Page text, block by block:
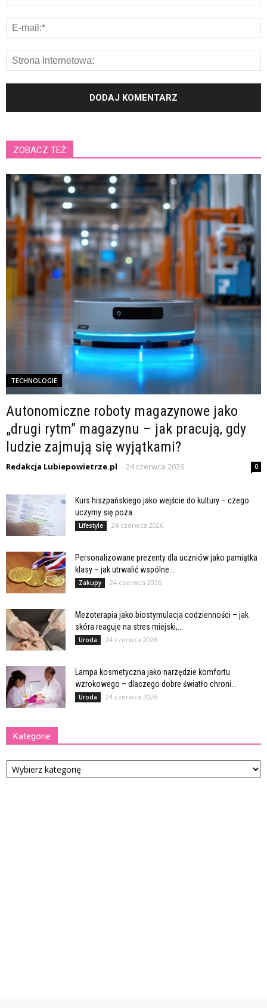
ZOBACZ TEŻ
TECHNOLOGIE
Autonomiczne roboty magazynowe jako
„drugi rytm” magazynu – jak pracują, gdy
ludzie zajmują się wyjątkami?
Redakcja Lubiepowietrze.pl - 24 czerwca 2026 0
Kurs hiszpańskiego jako wejście do kultury – czego
uczymy się poza...
Lifestyle 24 czerwca 2026
Personalizowane prezenty dla uczniów jako pamiątka
klasy – jak utrwalić wspólne...
Zakupy 24 czerwca 2026
Mezoterapia jako biostymulacja codzienności – jak
skóra reaguje na stres miejski,...
Uroda 24 czerwca 2026
Lampa kosmetyczna jako narzędzie komfortu
wzrokowego – dlaczego dobre światło chroni...
Uroda 24 czerwca 2026
Kategorie
Kategorie